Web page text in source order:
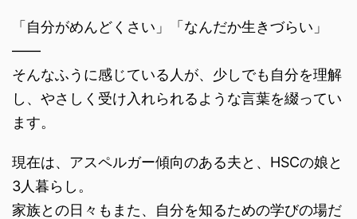
「自分がめんどくさい」「なんだか生きづらい」
――
そんなふうに感じている人が、少しでも自分を理解
し、やさしく受け入れられるような言葉を綴ってい
ます。
現在は、アスペルガー傾向のある夫と、HSCの娘と
3人暮らし。
家族との日々もまた、自分を知るための学びの場だ